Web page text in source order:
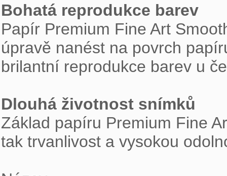
Bohatá reprodukce barev
Papír Premium Fine Art
úpravě nanést na povrch
brilantní reprodukce barev u
Dlouhá životnost snímků
Základ papíru Premium Fine
tak trvanlivost a vysokou